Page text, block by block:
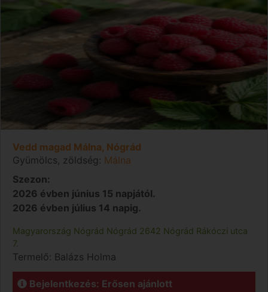
Vedd magad Málna, Nógrád
Gyümölcs, zöldség: Málna
Szezon:
2026 évben június 15 napjától.
2026 évben július 14 napig.
Magyarország Nógrád Nógrád 2642 Nógrád Rákóczi utca
7.
Termelő: Balázs Holma
Bejelentkezés: Erősen ajánlott